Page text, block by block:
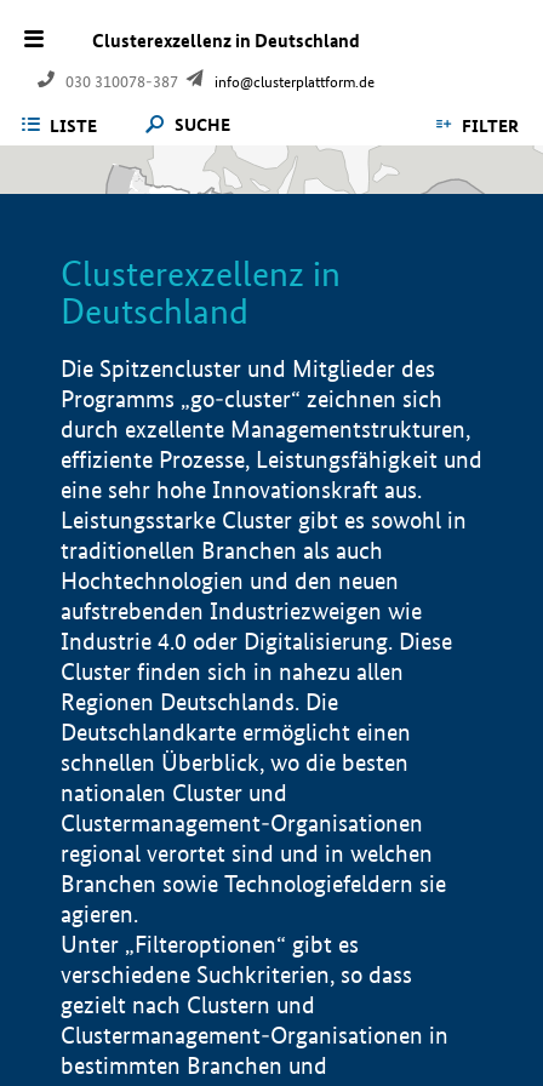
Clusterexzellenz in Deutschland
030 310078-387 info@clusterplattform.de
LISTE SUCHE FILTER
Clusterexzellenz in
Deutschland
Die Spitzencluster und Mitglieder des
Programms „go-cluster“ zeichnen sich
durch exzellente Managementstrukturen,
effiziente Prozesse, Leistungsfähigkeit und
eine sehr hohe Innovationskraft aus.
Leistungsstarke Cluster gibt es sowohl in
traditionellen Branchen als auch
Hochtechnologien und den neuen
aufstrebenden Industriezweigen wie
Industrie 4.0 oder Digitalisierung. Diese
Cluster finden sich in nahezu allen
Regionen Deutschlands. Die
Deutschlandkarte ermöglicht einen
schnellen Überblick, wo die besten
nationalen Cluster und
Clustermanagement-Organisationen
regional verortet sind und in welchen
Branchen sowie Technologiefeldern sie
agieren.
Unter „Filteroptionen“ gibt es
verschiedene Suchkriterien, so dass
gezielt nach Clustern und
Clustermanagement-Organisationen in
bestimmten Branchen und
Impressum
Datenschutzerklärung
BMWE, 2026 ©
100 km © Geobasis-DE / BKG 2015